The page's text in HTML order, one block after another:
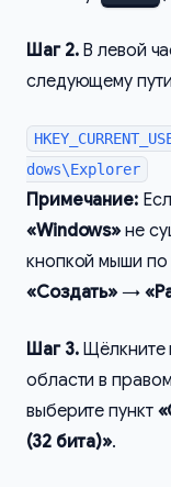
Шаг 2.В левой
следующему
dows\Explorer
Примечание:
«Windows» не
кнопкой мыши по
«Создать» →
Шаг 3.Щёлкните
области в
выберите пункт
(32 бита)».